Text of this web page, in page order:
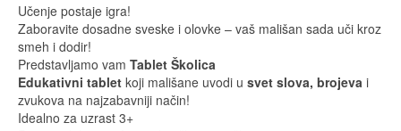
Učenje postaje igra!
Zaboravite dosadne sveske i olovke – vaš mališan sada uči kroz
smeh i dodir!
Predstavljamo vam Tablet Školica
Edukativni tablet koji mališane uvodi u svet slova, brojeva i
zvukova na najzabavniji način!
Idealno za uzrast 3+